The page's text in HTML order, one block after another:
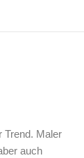
Trend. Maler
auch